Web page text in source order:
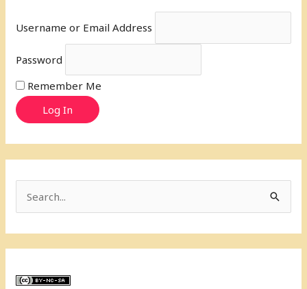
Username or Email Address
Password
Remember Me
Log In
c